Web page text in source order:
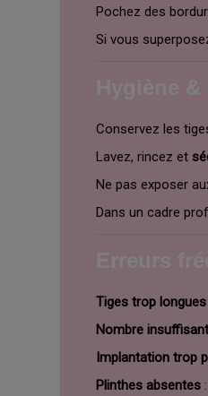
Pochez des
Si vous
Conservez les
Lavez, rincez et
Ne pas exposer
Dans un cadre
Tiges trop longues
Nombre
Implantation trop
Plinthes absentes